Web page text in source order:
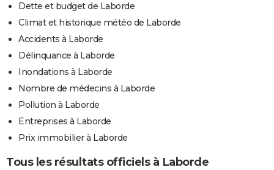
Dette et budget de Laborde
Climat et historique météo de Laborde
Accidents à Laborde
Délinquance à Laborde
Inondations à Laborde
Nombre de médecins à Laborde
Pollution à Laborde
Entreprises à Laborde
Prix immobilier à Laborde
Tous les résultats officiels à Laborde